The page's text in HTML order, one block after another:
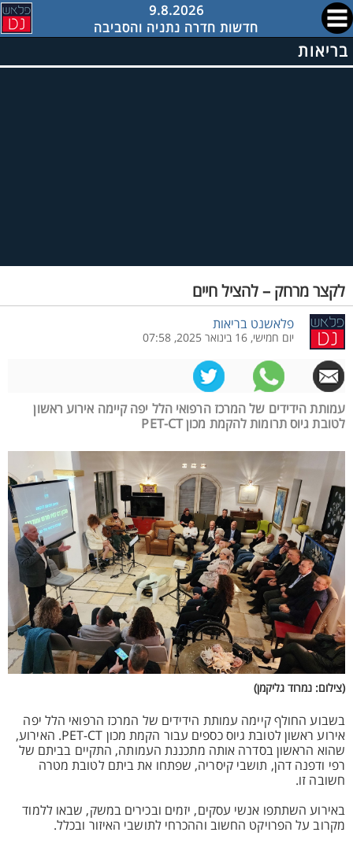
9.8.2026
חדשות חדרה נתניה והסביבה
בריאות
לקצר מרחק – להציל חיים
פלאשנט בריאות
יום חמישי, 16 בינואר 2025, 07:58
עמותת הידידים של המרכז הרפואי הלל יפה קיימה אירוע ראשון
לטובת גיוס תרומות להקמת מכון PET-CT
(צילום: נמרוד גליקמן)
בשבוע החולף קיימה עמותת הידידים של המרכז הרפואי הלל יפה
אירוע ראשון לטובת גיוס כספים עבור הקמת מכון PET-CT. האירוע,
שהוא הראשון בסדרה אותה מתכננת העמותה, התקיים בביתם של
רפי ודפנה דהן, תושבי קיסריה, שפתחו את ביתם לטובת מטרה
חשובה זו.
באירוע השתתפו אנשי עסקים, יזמים ובכירים במשק, שבאו ללמוד
מקרוב על הפרויקט החשוב וההכרחי לתושבי האיזור ובכלל.